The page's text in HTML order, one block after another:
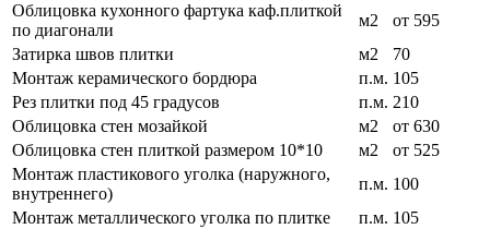
Облицовка кухонного фартука каф.плиткой
по диагонали
м2
от 595
Затирка швов плитки
м2
70
Монтаж керамического бордюра
п.м. 105
Рез плитки под 45 градусов
п.м. 210
Облицовка стен мозайкой
м2
от 630
Облицовка стен плиткой размером 10*10
м2
от 525
Монтаж пластикового уголка (наружного,
внутреннего)
п.м. 100
Монтаж металлического уголка по плитке
п.м. 105